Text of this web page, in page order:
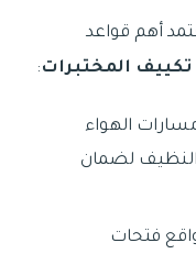
أهم قواعد
تكييف المختبرات:
الهواء
لضمان
فتحات